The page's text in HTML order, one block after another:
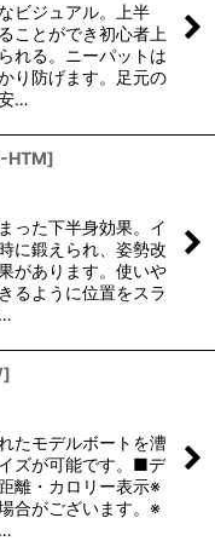
ビジュアル。上半
ことができ初心者上
れる。ニーパットは
り防げます。足元の
…
HTM]
った下半身効果。イ
に鍛えられ、姿勢改
があります。使いや
るように位置をスラ
]
たモデルボートを漕
ズが可能です。■デ
離・カロリー表示※
合がございます。※